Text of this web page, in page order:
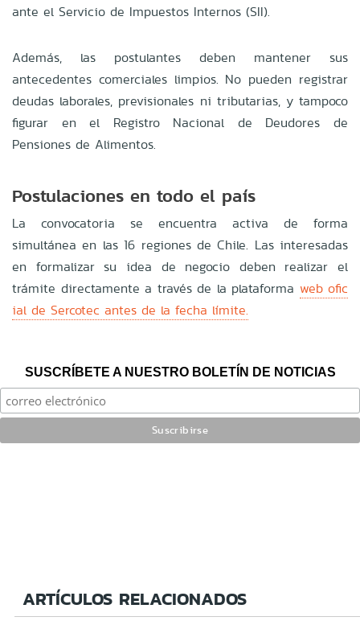
ante el Servicio de Impuestos Internos (SII).
Además, las postulantes deben mantener sus
antecedentes comerciales limpios. No pueden registrar
deudas laborales, previsionales ni tributarias, y tampoco
figurar en el Registro Nacional de Deudores de
Pensiones de Alimentos.
Postulaciones en todo el país
La convocatoria se encuentra activa de forma
simultánea en las 16 regiones de Chile. Las interesadas
en formalizar su idea de negocio deben realizar el
trámite directamente a través de la plataforma web ofic
ial de Sercotec antes de la fecha límite.
SUSCRÍBETE A NUESTRO BOLETÍN DE NOTICIAS
ARTÍCULOS RELACIONADOS